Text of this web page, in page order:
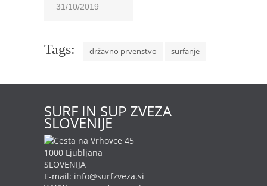
31/10/2019
Tags: državno prvenstvo surfanje
SURF IN SUP ZVEZA
SLOVENIJE
Cesta na Vrhovce 45
1000 Ljubljana
SLOVENIJA
E-mail: info@surfzveza.si